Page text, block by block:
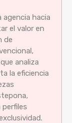
hacia
el valor en
de
analiza
la eficiencia